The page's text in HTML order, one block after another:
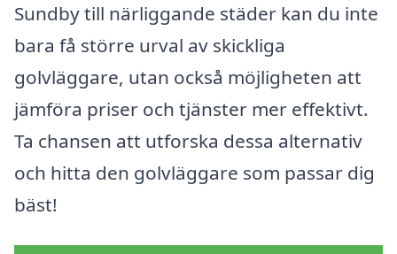
Sundby till närliggande städer kan du inte
bara få större urval av skickliga
golvläggare, utan också möjligheten att
jämföra priser och tjänster mer effektivt.
Ta chansen att utforska dessa alternativ
och hitta den golvläggare som passar dig
bäst!